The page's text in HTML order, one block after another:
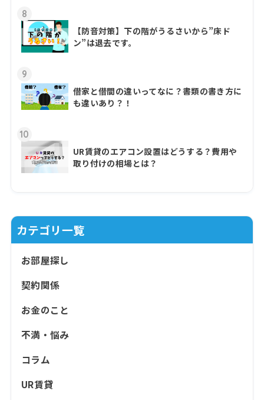
8
【防音対策】下の階がうるさいから”床ド
ン”は退去です。
9
借家と借間の違いってなに？書類の書き方に
も違いあり？！
10
UR賃貸のエアコン設置はどうする？費用や
取り付けの相場とは？
カテゴリ一覧
お部屋探し
契約関係
お金のこと
不満・悩み
コラム
UR賃貸